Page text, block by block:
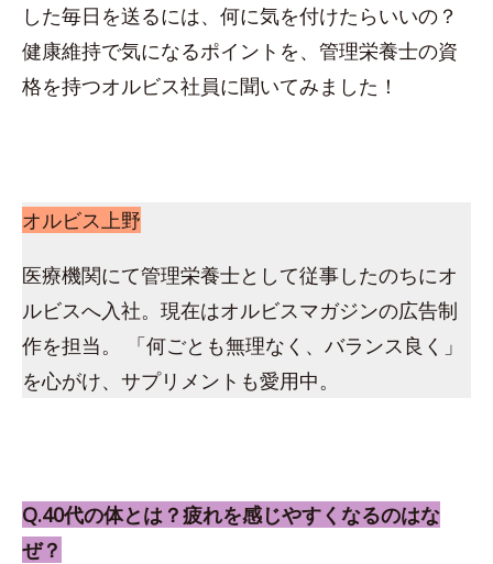
した毎日を送るには、何に気を付けたらいいの？
健康維持で気になるポイントを、管理栄養士の資
格を持つオルビス社員に聞いてみました！
オルビス上野
医療機関にて管理栄養士として従事したのちにオ
ルビスへ入社。現在はオルビスマガジンの広告制
作を担当。 「何ごとも無理なく、バランス良く」
を心がけ、サプリメントも愛用中。
Q.40代の体とは？疲れを感じやすくなるのはな
ぜ？